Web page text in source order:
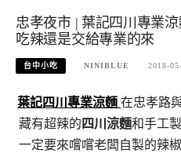
忠孝夜市 | 葉記四川專業
吃辣還是交給專業的來
台中小吃 NINIBLUE 2018-
葉記四川專業涼麵 在忠孝路
藏有超辣的 四川涼麵和手工
一定要來嚐嚐老闆自製的辣